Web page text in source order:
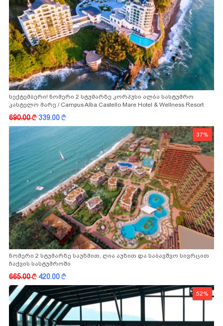
სექტემბერი! ნომერი 2 სტუმარზე კორპუსი ალბა სასტუმრო
კასტელო მარე / Campus Alba Castello Mare Hotel & Wellness Resort
690.00k 339.00k
37%
ნომერი 2 სტუმარზე საუზმით, ღია აუზით და საბავშვო სივრცით
ჩაქვის სასტუმროში
665.00k 420.00k
52%